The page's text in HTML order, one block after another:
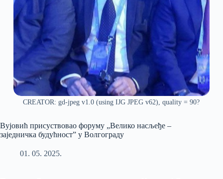
CREATOR: gd-jpeg v1.0 (using IJG JPEG v62), quality = 90?
Вујовић присуствовао форуму „Велико насљеђе –
заједничка будућност” у Волгограду
01. 05. 2025.